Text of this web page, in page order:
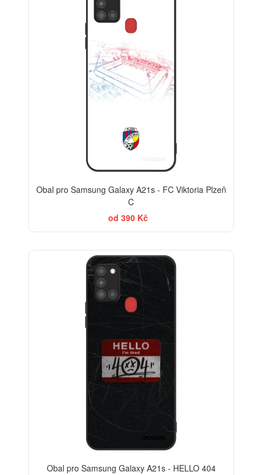
Obal pro Samsung Galaxy A21s - FC Viktoria Plzeň
C
od 390 Kč
Obal pro Samsung Galaxy A21s - HELLO 404